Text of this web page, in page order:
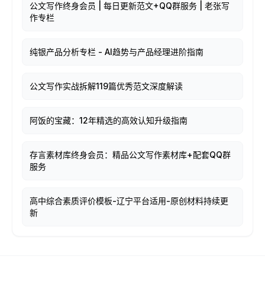
公文写作终身会员 | 每日更新范文+QQ群服务 | 老张写
作专栏
纯银产品分析专栏 - AI趋势与产品经理进阶指南
公文写作实战拆解119篇优秀范文深度解读
阿饭的宝藏：12年精选的高效认知升级指南
存言素材库终身会员：精品公文写作素材库+配套QQ群
服务
高中综合素质评价模板-辽宁平台适用-原创材料持续更
新